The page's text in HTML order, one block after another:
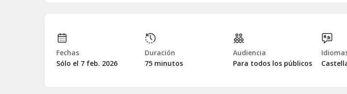
Fechas
Sólo el 7 feb. 2026
Duración
75 minutos
Audiencia
Para todos los públicos